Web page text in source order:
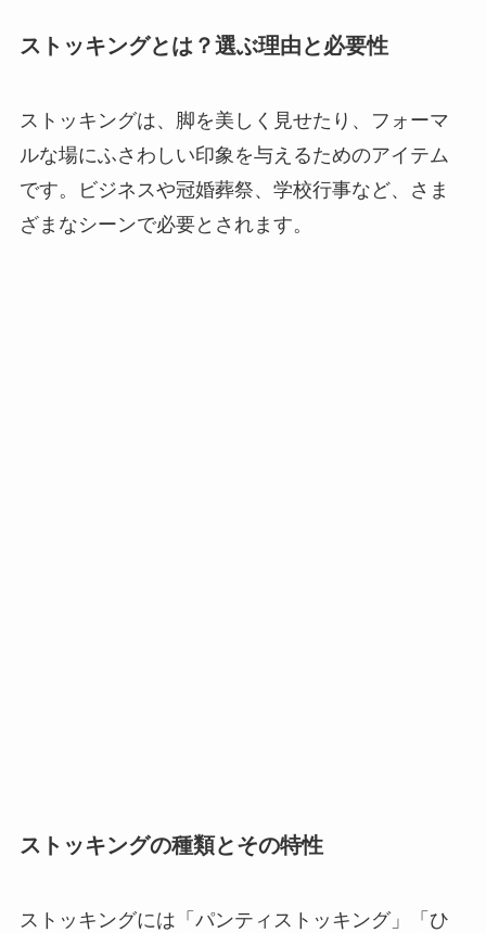
ストッキングとは？選ぶ理由と必要性
ストッキングは、脚を美しく見せたり、フォーマ
ルな場にふさわしい印象を与えるためのアイテム
です。ビジネスや冠婚葬祭、学校行事など、さま
ざまなシーンで必要とされます。
ストッキングの種類とその特性
ストッキングには「パンティストッキング」「ひ